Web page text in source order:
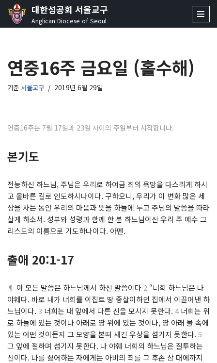
콘
로
건
너
대한성공회 서울교구
Anglican Diocese of Seoul
연중16주 금요일 (홀수해)
기준 서울교구 2019년 6월 29일
연중16주는 7월 17일과 23일 사이의 주일부터 시작합니다.
본기도
전능하신 하느님, 주님은 우리로 하여금 죄의 욕망을 다스리게 하시
고 올바른 길로 인도하시나이다. 구하오니, 우리가 이 변화 많은 세
상을 사는 동안 우리의 마음과 뜻을 하늘에 두고 주님의 말씀을 따라
살게 하소서. 성부와 성령과 함께 한 분 하느님이신 우리 주 예수 그
리스도의 이름으로 기도하나이다. 아멘.
출애 20:1-17
¶ 이 모든 말씀은 하느님께서 하신 말씀이다 2 “너희 하느님은 나
야훼다. 바로 내가 너희를 이집트 땅 종살이하던 집에서 이끌어낸 하
느님이다. 3 너희는 내 앞에서 다른 신을 모시지 못한다. 4너희는 위
로 하늘에 있는 것이나 아래로 땅 위에 있는 것이나, 땅 아래 물 속에
있는 어떤 것이든지 그 모양을 본떠 새긴 우상을 섬기지 못한다. 5
그 앞에 절하며 섬기지 못한다. 나 야훼 너희의 하느님은 질투하는
신이다. 나를 싫어하는 자에게는 아비의 죄를 그 후손 삼 대에까지